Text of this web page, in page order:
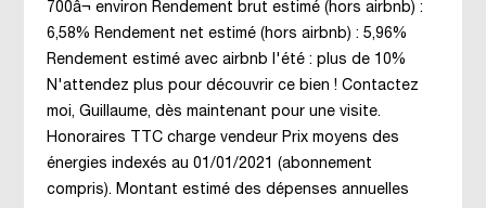
700â¬ environ Rendement brut estimé (hors airbnb) :
6,58% Rendement net estimé (hors airbnb) : 5,96%
Rendement estimé avec airbnb l'été : plus de 10%
N'attendez plus pour découvrir ce bien ! Contactez
moi, Guillaume, dès maintenant pour une visite.
Honoraires TTC charge vendeur Prix moyens des
énergies indexés au 01/01/2021 (abonnement
compris). Montant estimé des dépenses annuelles